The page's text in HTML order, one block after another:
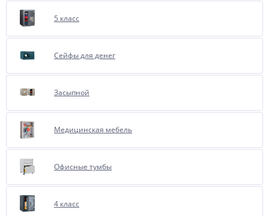
5 класс
Сейфы для денег
Засыпной
Медицинская мебель
Офисные тумбы
4 класс